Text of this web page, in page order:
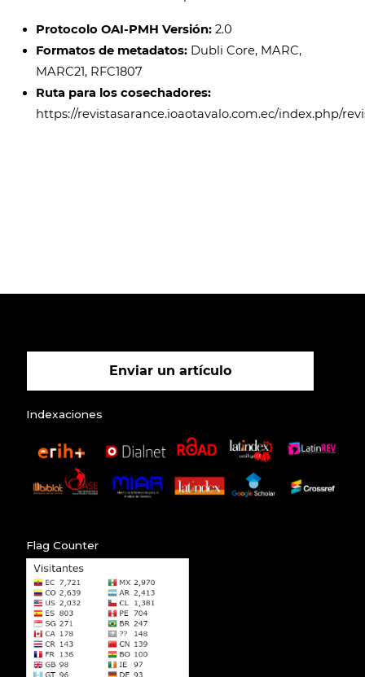
Protocolo OAI-PMH Versión: 2.0
Formatos de metadatos: Dubli Core, MARC,
MARC21, RFC1807
Ruta para los cosechadores:
https://revistasarance.ioaotavalo.com.ec/index.php/
Enviar un artículo
Indexaciones
Flag Counter